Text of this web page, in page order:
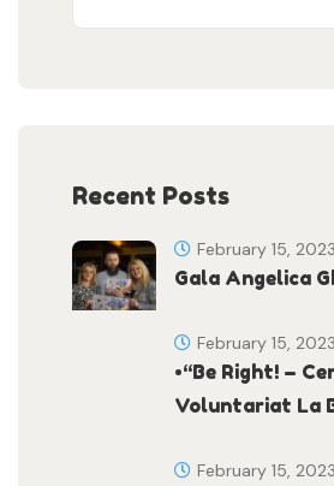
Recent Posts
Gala Angelica
February 15, 2023
•“Be Right! –
Voluntariat La
February 15, 2023
February 15, 2023